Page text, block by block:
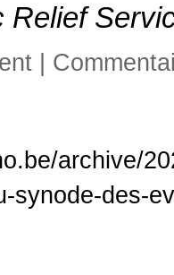
Relief
archive/
synode-des-